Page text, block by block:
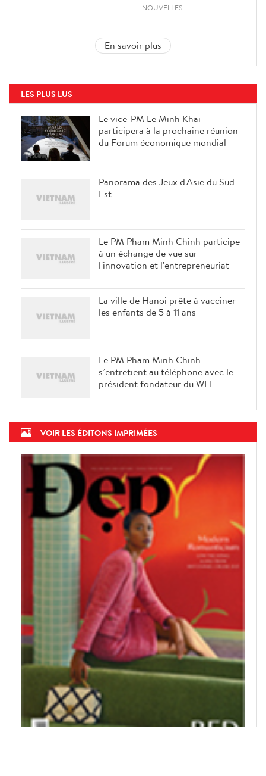
NOUVELLES
En savoir plus
LES PLUS LUS
Le vice-PM Le Minh Khai
participera à la prochaine réunion
du Forum économique mondial
Panorama des Jeux d'Asie du Sud-
Est
Le PM Pham Minh Chinh participe
à un échange de vue sur
l'innovation et l'entrepreneuriat
La ville de Hanoi prête à vacciner
les enfants de 5 à 11 ans
Le PM Pham Minh Chinh
s’entretient au téléphone avec le
président fondateur du WEF
VOIR LES ÉDITONS IMPRIMÉES